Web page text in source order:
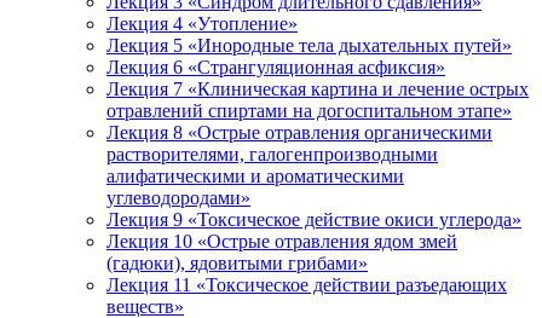
Лекция 4 «Утопление»
Лекция 5 «Инородные тела дыхательных путей»
Лекция 6 «Странгуляционная асфиксия»
Лекция 7 «Клиническая картина и лечение острых
отравлений спиртами на догоспитальном этапе»
Лекция 8 «Острые отравления органическими
растворителями, галогенпроизводными
алифатическими и ароматическими
углеводородами»
Лекция 9 «Токсическое действие окиси углерода»
Лекция 10 «Острые отравления ядом змей
(гадюки), ядовитыми грибами»
Лекция 11 «Токсическое действии разъедающих
веществ»